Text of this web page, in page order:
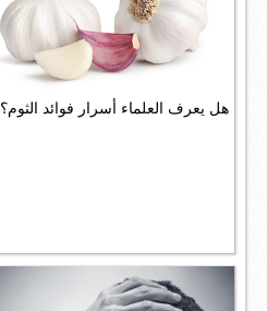
هل يعرف العلماء أسرار فوائد الثوم؟